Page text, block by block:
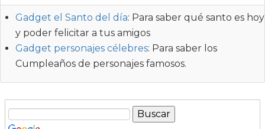
Gadget el Santo del día: Para saber qué santo es hoy
y poder felicitar a tus amigos
Gadget personajes célebres: Para saber los
Cumpleaños de personajes famosos.